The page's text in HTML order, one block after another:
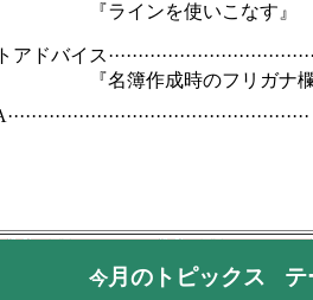
『ラインを使いこなす』
アドバイス
名簿作成時のフリガナ
···················································
今月のトピックス